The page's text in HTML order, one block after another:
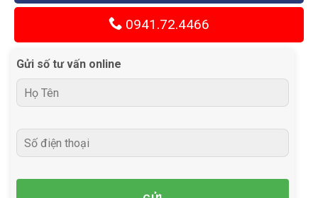
0941.72.4466
Gửi số tư vấn online